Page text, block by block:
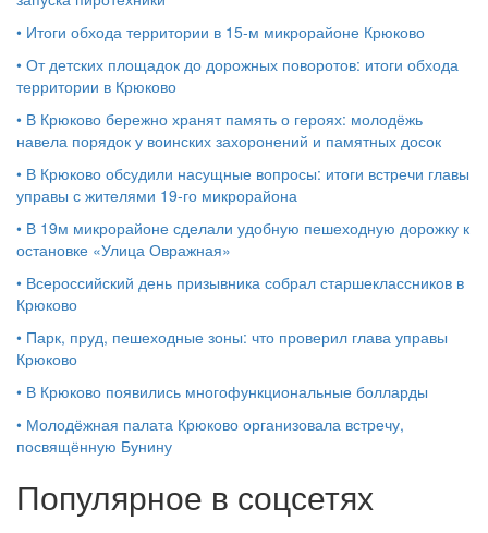
• Итоги обхода территории в 15‑м микрорайоне Крюково
• От детских площадок до дорожных поворотов: итоги обхода
территории в Крюково
• В Крюково бережно хранят память о героях: молодёжь
навела порядок у воинских захоронений и памятных досок
• В Крюково обсудили насущные вопросы: итоги встречи главы
управы с жителями 19‑го микрорайона
• В 19м микрорайоне сделали удобную пешеходную дорожку к
остановке «Улица Овражная»
• Всероссийский день призывника собрал старшеклассников в
Крюково
• Парк, пруд, пешеходные зоны: что проверил глава управы
Крюково
• В Крюково появились многофункциональные болларды
• Молодёжная палата Крюково организовала встречу,
посвящённую Бунину
Популярное в соцсетях